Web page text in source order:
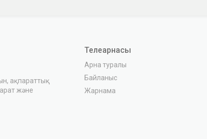
ақпараттық
және
Телеарнасы
Арна туралы
Байланыс
Жарнама